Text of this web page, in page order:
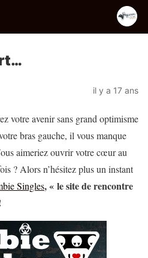
il y a 17 ans
votre avenir sans grand optimisme
bras gauche, il vous manque
aimeriez ouvrir votre cœur au
? Alors n’hésitez plus un instant
Singles, « le site de rencontre